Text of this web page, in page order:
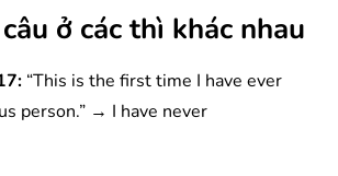
ở các thì khác nhau
“This is the first time I have ever
person.” → I have never